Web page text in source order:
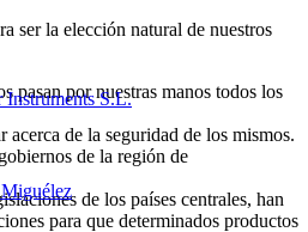
Instruments S.L.
Miguélez
ser la elección natural de nuestros
pasan por nuestras manos todos los
acerca de la seguridad de los mismos.
de la región de
de los países centrales, han
para que determinados productos